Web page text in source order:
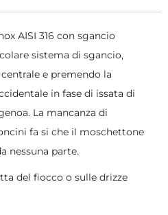
AISI 316 con sgancio
sistema di sgancio,
e premendo la
in fase di issata di
La mancanza di
fa si che il moschettone
nessuna parte.
del fiocco o sulle drizze